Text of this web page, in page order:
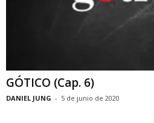
GÓTICO (Cap. 6)
DANIEL JUNG - 5 de junio de 2020